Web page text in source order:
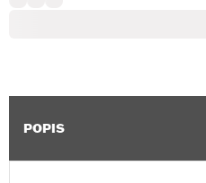
POPIS